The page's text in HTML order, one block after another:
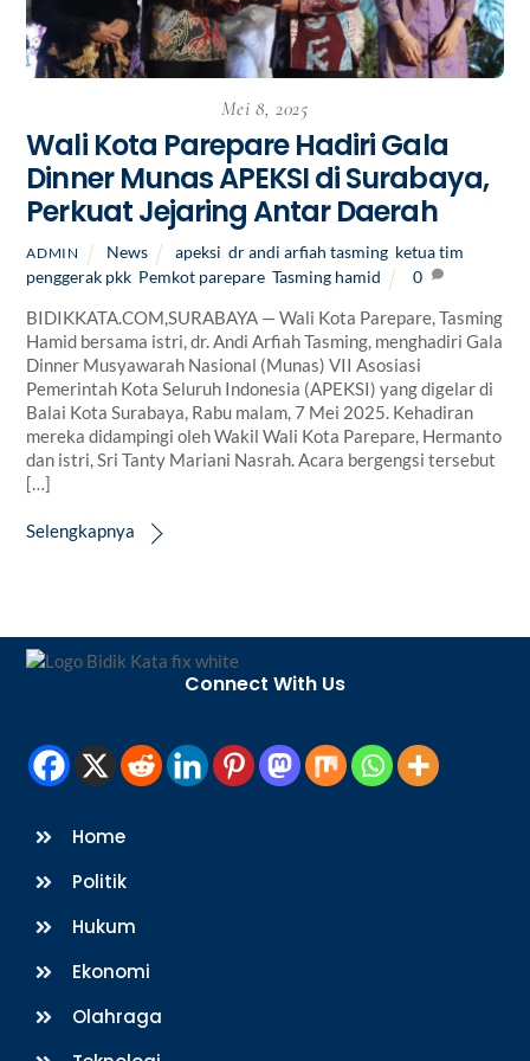
Mei 8, 2025
Wali Kota Parepare Hadiri Gala
Dinner Munas APEKSI di Surabaya,
Perkuat Jejaring Antar Daerah
ADMIN News apeksi dr andi arfiah tasming, ketua tim
penggerak pkk Pemkot parepare ,Tasming hamid 0
BIDIKKATA.COM,SURABAYA — Wali Kota Parepare, Tasming
Hamid bersama istri, dr. Andi Arfiah Tasming, menghadiri Gala
Dinner Musyawarah Nasional (Munas) VII Asosiasi
Pemerintah Kota Seluruh Indonesia (APEKSI) yang digelar di
Balai Kota Surabaya, Rabu malam, 7 Mei 2025. Kehadiran
mereka didampingi oleh Wakil Wali Kota Parepare, Hermanto
dan istri, Sri Tanty Mariani Nasrah. Acara bergengsi tersebut
[…]
Selengkapnya
Back
Connect With Us
Home
Politik
Hukum
Ekonomi
Olahraga